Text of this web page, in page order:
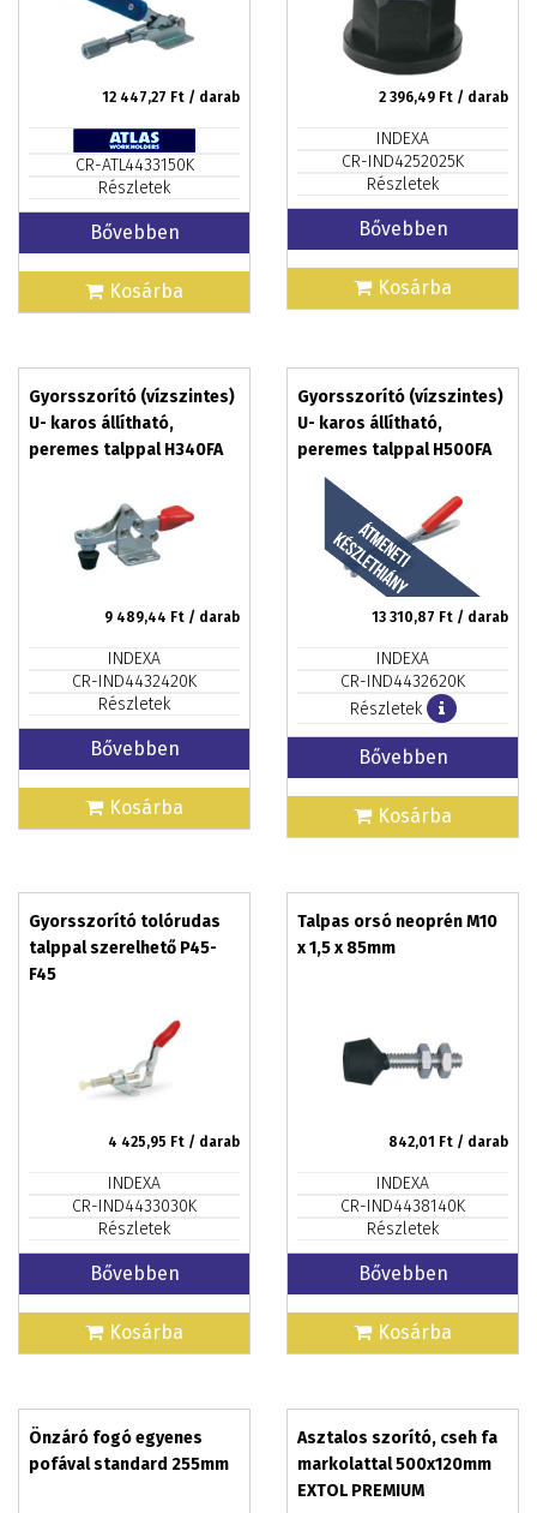
12 447,27 Ft / darab
CR-ATL4433150K
Részletek
Bővebben
Kosárba
2 396,49 Ft / darab
INDEXA
CR-IND4252025K
Részletek
Bővebben
Kosárba
Gyorsszorító (vízszintes)
U- karos állítható,
peremes talppal H340FA
9 489,44 Ft / darab
INDEXA
CR-IND4432420K
Részletek
Bővebben
Kosárba
Gyorsszorító (vízszintes)
U- karos állítható,
peremes talppal H500FA
13 310,87 Ft / darab
INDEXA
CR-IND4432620K
Részletek
Bővebben
Kosárba
Gyorsszorító tolórudas
talppal szerelhető P45-
F45
4 425,95 Ft / darab
INDEXA
CR-IND4433030K
Részletek
Bővebben
Kosárba
Talpas orsó neoprén M10
x 1,5 x 85mm
842,01 Ft / darab
INDEXA
CR-IND4438140K
Részletek
Bővebben
Kosárba
Önzáró fogó egyenes
pofával standard 255mm
Asztalos szorító, cseh fa
markolattal 500x120mm
EXTOL PREMIUM